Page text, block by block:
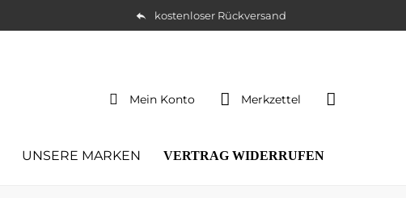
kostenloser Rückversand
Merkzettel
Mein Konto
UNSERE MARKEN VERTRAG WIDERRUFEN